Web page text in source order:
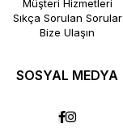
Müşteri Hizmetleri
Sıkça Sorulan Sorular
Bize Ulaşın
SOSYAL MEDYA